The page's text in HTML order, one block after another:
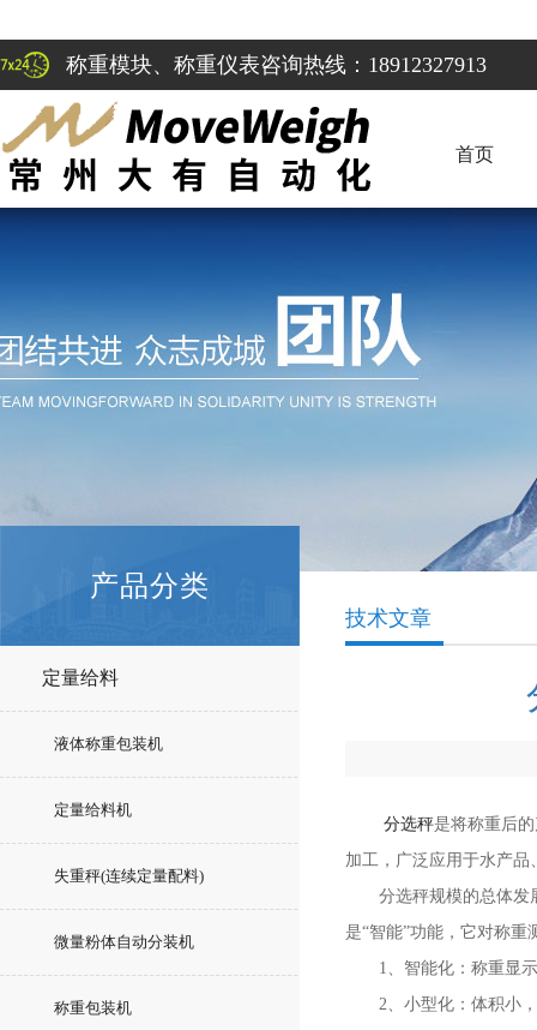
称重模块、称重仪表咨询热线：18912327913
首页
产品分类
定量给料
液体称重包装机
定量给料机
失重秤(连续定量配料)
微量粉体自动分装机
称重包装机
技术文章
分选秤是将称重后
加工，广泛应用于水产
分选秤规模的总体发展
是“智能”功能，它对称
1、智能化：称重显示
2、小型化：体积小，